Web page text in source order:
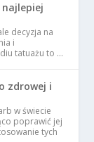
decyzja na
i
tatuażu to …
zdrowej i
w świecie
poprawić jej
tych